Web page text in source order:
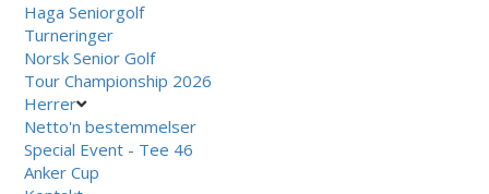
Haga Seniorgolf
Turneringer
Norsk Senior Golf
Tour Championship 2026
Herrer
Netto'n bestemmelser
Special Event - Tee 46
Anker Cup